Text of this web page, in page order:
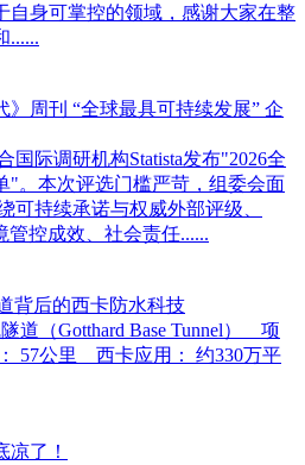
自身可掌控的领域，感谢大家在整
......
周刊 “全球最具可持续发展” 企
际调研机构Statista发布"2026全
"。本次评选门槛严苛，组委会面
可持续承诺与权威外部评级、
管控成效、社会责任......
背后的西卡防水科技
道（Gotthard Base Tunnel） 项
57公里 西卡应用： 约330万平
凉了！